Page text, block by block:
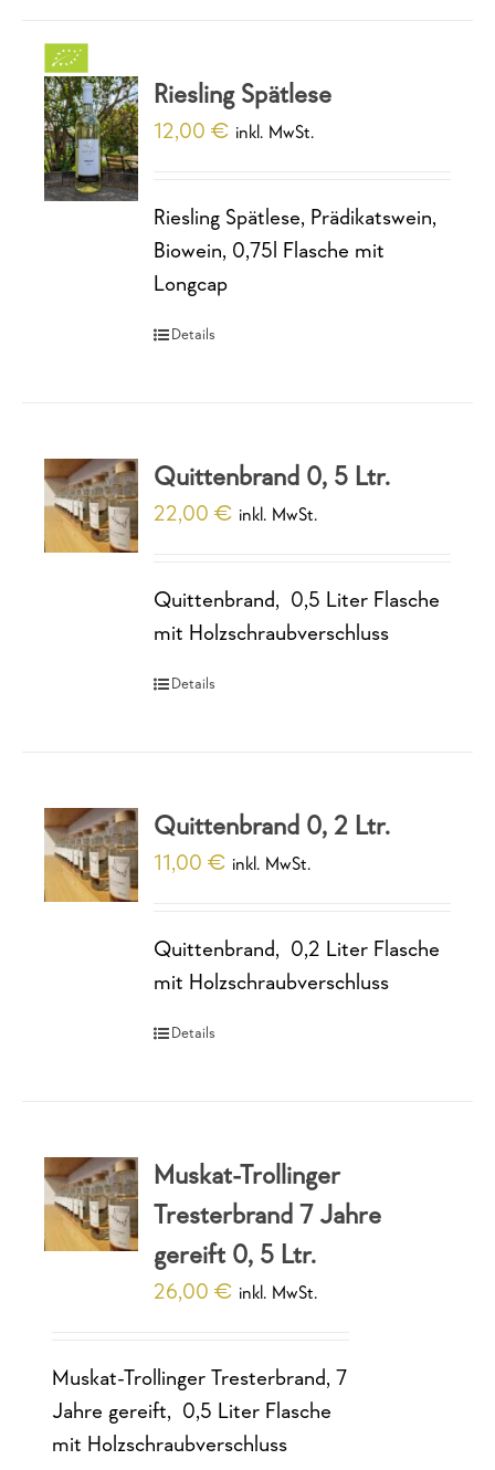
Riesling Spätlese
12,00€ inkl. MwSt.
Riesling Spätlese, Prädikatswein,
Biowein, 0,75l Flasche mit
Longcap
Details
Quittenbrand 0, 5 Ltr.
22,00€ inkl. MwSt.
Quittenbrand, 0,5 Liter Flasche
mit Holzschraubverschluss
Details
Quittenbrand 0, 2 Ltr.
11,00€ inkl. MwSt.
Quittenbrand, 0,2 Liter Flasche
mit Holzschraubverschluss
Details
Muskat-Trollinger
Tresterbrand 7 Jahre
gereift 0, 5 Ltr.
26,00€ inkl. MwSt.
Muskat-Trollinger Tresterbrand, 7
Jahre gereift, 0,5 Liter Flasche
mit Holzschraubverschluss